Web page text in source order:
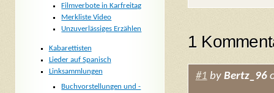
1
#1 by Bertz_96
Filmverbote in Karfreitag
Merkliste Video
Unzuverlässiges Erzählen
Kabarettisten
Lieder auf Spanisch
Linksammlungen
Buchvorstellungen und -